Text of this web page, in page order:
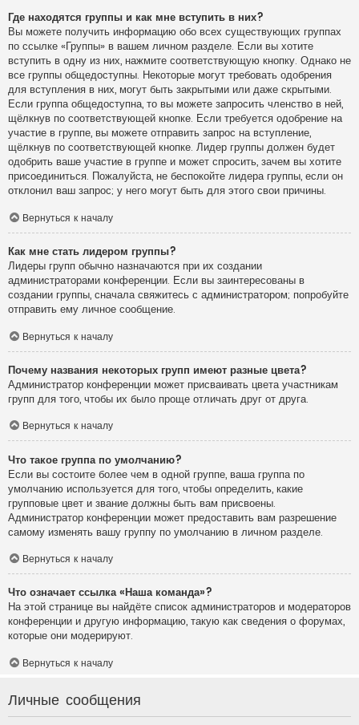
Где находятся группы и как мне вступить в них?
Вы можете получить информацию обо всех существующих группах
по ссылке «Группы» в вашем личном разделе. Если вы хотите
вступить в одну из них, нажмите соответствующую кнопку. Однако не
все группы общедоступны. Некоторые могут требовать одобрения
для вступления в них, могут быть закрытыми или даже скрытыми.
Если группа общедоступна, то вы можете запросить членство в ней,
щёлкнув по соответствующей кнопке. Если требуется одобрение на
участие в группе, вы можете отправить запрос на вступление,
щёлкнув по соответствующей кнопке. Лидер группы должен будет
одобрить ваше участие в группе и может спросить, зачем вы хотите
присоединиться. Пожалуйста, не беспокойте лидера группы, если он
отклонил ваш запрос; у него могут быть для этого свои причины.
Вернуться к началу
Как мне стать лидером группы?
Лидеры групп обычно назначаются при их создании
администраторами конференции. Если вы заинтересованы в
создании группы, сначала свяжитесь с администратором; попробуйте
отправить ему личное сообщение.
Вернуться к началу
Почему названия некоторых групп имеют разные цвета?
Администратор конференции может присваивать цвета участникам
групп для того, чтобы их было проще отличать друг от друга.
Вернуться к началу
Что такое группа по умолчанию?
Если вы состоите более чем в одной группе, ваша группа по
умолчанию используется для того, чтобы определить, какие
групповые цвет и звание должны быть вам присвоены.
Администратор конференции может предоставить вам разрешение
самому изменять вашу группу по умолчанию в личном разделе.
Вернуться к началу
Что означает ссылка «Наша команда»?
На этой странице вы найдёте список администраторов и модераторов
конференции и другую информацию, такую как сведения о форумах,
которые они модерируют.
Вернуться к началу
Личные сообщения